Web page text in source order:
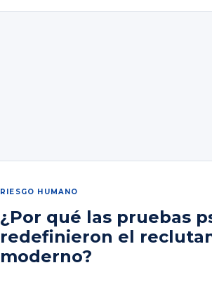
RIESGO HUMANO
¿Por qué las pruebas
redefinieron el
moderno?